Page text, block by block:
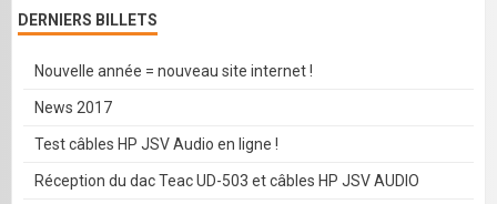
DERNIERS BILLETS
Nouvelle année = nouveau site internet !
News 2017
Test câbles HP JSV Audio en ligne !
Réception du dac Teac UD-503 et câbles HP JSV AUDIO